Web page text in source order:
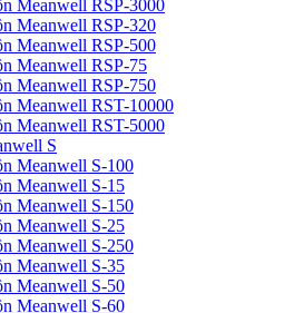
Meanwell RSP-3000
Meanwell RSP-320
Meanwell RSP-500
Meanwell RSP-75
Meanwell RSP-750
Meanwell RST-10000
Meanwell RST-5000
S
Meanwell S-100
Meanwell S-15
Meanwell S-150
Meanwell S-25
Meanwell S-250
Meanwell S-35
Meanwell S-50
Meanwell S-60